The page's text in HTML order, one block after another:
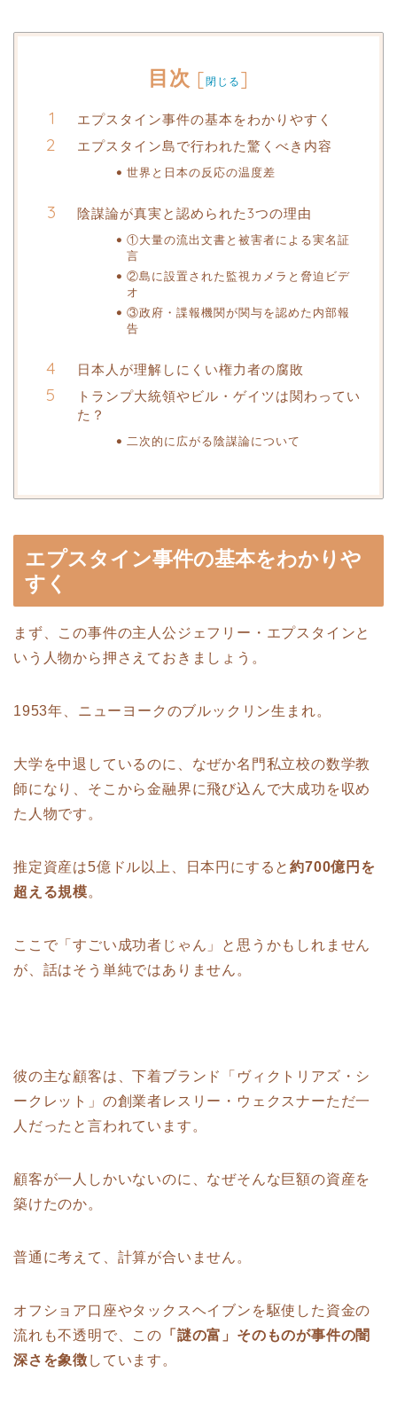
目次 [閉じる ]
エプスタイン事件の基本をわかりやすく
エプスタイン島で行われた驚くべき内容
世界と日本の反応の温度差
陰謀論が真実と認められた3つの理由
①大量の流出文書と被害者による実名証
言
②島に設置された監視カメラと脅迫ビデ
オ
③政府・諜報機関が関与を認めた内部報
告
日本人が理解しにくい権力者の腐敗
トランプ大統領やビル・ゲイツは関わってい
た？
二次的に広がる陰謀論について
エプスタイン事件の基本をわかりや
すく
まず、この事件の主人公ジェフリー・エプスタインと
いう人物から押さえておきましょう。
1953年、ニューヨークのブルックリン生まれ。
大学を中退しているのに、なぜか名門私立校の数学教
師になり、そこから金融界に飛び込んで大成功を収め
た人物です。
推定資産は5億ドル以上、日本円にすると約700億円を
超える規模。
ここで「すごい成功者じゃん」と思うかもしれません
が、話はそう単純ではありません。
彼の主な顧客は、下着ブランド「ヴィクトリアズ・シ
ークレット」の創業者レスリー・ウェクスナーただ一
人だったと言われています。
顧客が一人しかいないのに、なぜそんな巨額の資産を
築けたのか。
普通に考えて、計算が合いません。
オフショア口座やタックスヘイブンを駆使した資金の
流れも不透明で、この 「謎の富」そのものが事件の闇
深さを象徴 しています。